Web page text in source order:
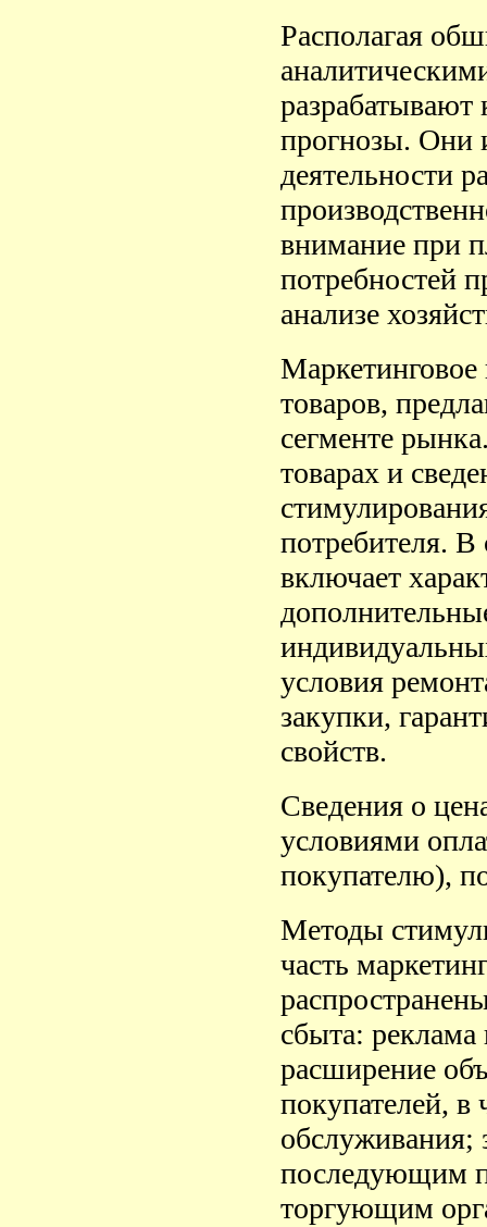
Располагая
разрабатывают
прогнозы. Они
деятельности
внимание при
потребностей
анализе
Маркетинговое
товаров,
сегменте
товарах и
потребителя. В
включает
условия
закупки,
свойств.
Сведения о
условиями
покупателю),
Методы
часть
сбыта:
расширение
покупателей, в
обслуживания;
последующим
торгующим